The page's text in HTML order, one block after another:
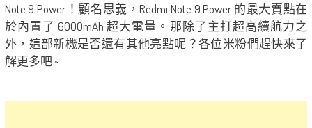
Note 9 Power！顧名思義，Redmi Note 9 Power 的最大賣點在
於內置了 6000mAh 超大電量。那除了主打超高續航力之
外，這部新機是否還有其他亮點呢？各位米粉們趕快來了
解更多吧 ~